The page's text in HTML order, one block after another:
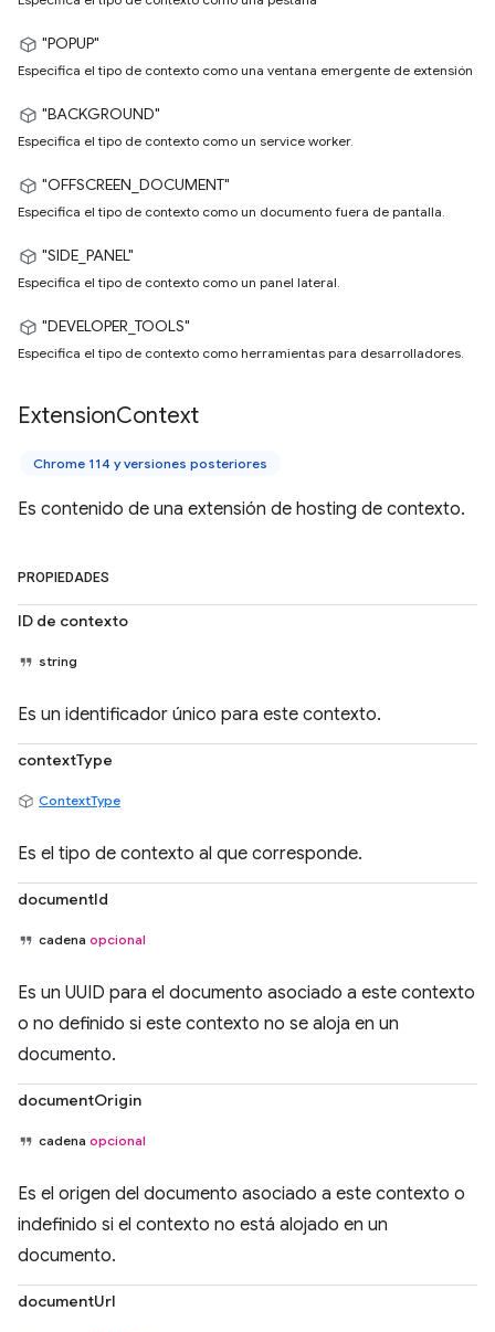
"POPUP"
Especifica el tipo de contexto como una ventana emergente de extensión
"BACKGROUND"
Especifica el tipo de contexto como un service worker.
"OFFSCREEN_DOCUMENT"
Especifica el tipo de contexto como un documento fuera de pantalla.
"SIDE_PANEL"
Especifica el tipo de contexto como un panel lateral.
"DEVELOPER_TOOLS"
Especifica el tipo de contexto como herramientas para desarrolladores.
ExtensionContext
Chrome 114 y versiones posteriores
Es contenido de una extensión de hosting de contexto.
PROPIEDADES
ID de contexto
string
Es un identificador único para este contexto.
contextType
ContextType
Es el tipo de contexto al que corresponde.
documentId
cadena opcional
Es un UUID para el documento asociado a este contexto
o no definido si este contexto no se aloja en un
documento.
documentOrigin
cadena opcional
Es el origen del documento asociado a este contexto o
indefinido si el contexto no está alojado en un
documento.
documentUrl